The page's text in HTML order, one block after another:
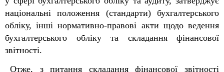
національні положення (стандарти) бухгалтерського
обліку, інші нормативно-правові акти щодо ведення
бухгалтерського обліку та складання фінансової
звітності.
Отже, з питання складання фінансової звітності